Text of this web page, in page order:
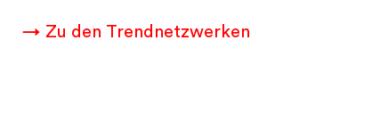
→ Zu den Trendnetzwerken